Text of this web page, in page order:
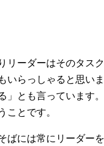
リーダーはそのタス
らっしゃると思い
」とも言っています
ことです。
ばには常にリーダー